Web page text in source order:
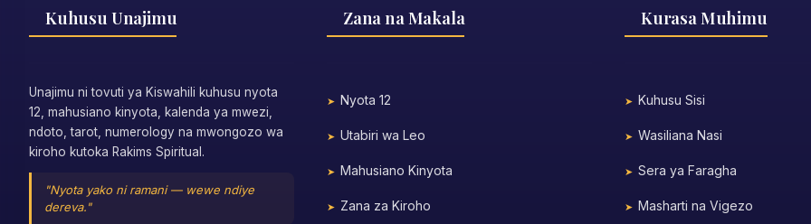
Kuhusu Unajimu
Unajimu ni tovuti ya Kiswahili kuhusu nyota
12, mahusiano kinyota, kalenda ya mwezi,
ndoto, tarot, numerology na mwongozo wa
kiroho kutoka Rakims Spiritual.
"Nyota yako ni ramani — wewe ndiye
dereva."
Zana na Makala
Nyota 12
Utabiri wa Leo
Mahusiano Kinyota
Zana za Kiroho
Kurasa Muhimu
Kuhusu Sisi
Wasiliana Nasi
Sera ya Faragha
Masharti na Vigezo